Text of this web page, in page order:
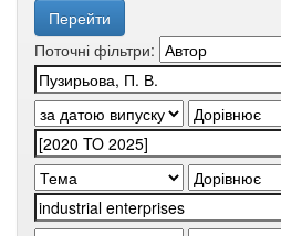
Поточні фільтри: